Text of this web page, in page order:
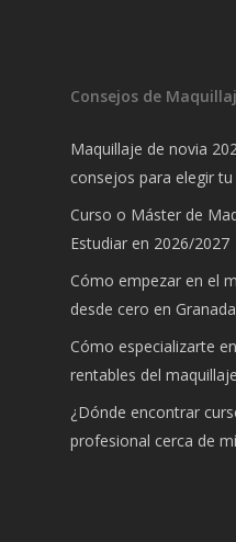
Consejos de
Maquillaje de novia
consejos para elegir
Curso o Máster de
Estudiar en 2026/2027
Cómo empezar en el
desde cero en Granada
Cómo especializarte
rentables del maquillaje
¿Dónde encontrar
profesional cerca de